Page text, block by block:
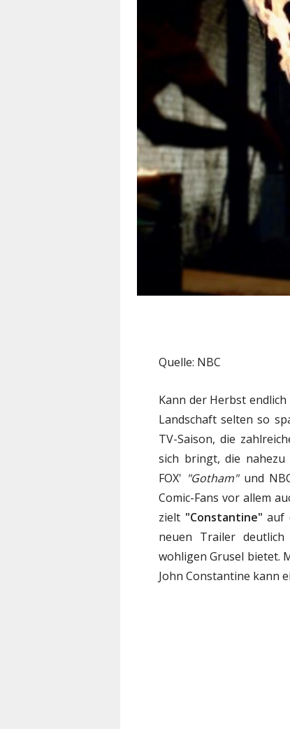
Quelle: NBC
Kann der Herbst endlich
Landschaft selten so
TV-Saison, die
sich bringt, die nahezu
FOX' "Gotham"und
Comic-Fans vor allem
zielt "Constantine" auf
neuen Trailer
wohligen Grusel bietet.
John Constantine kann